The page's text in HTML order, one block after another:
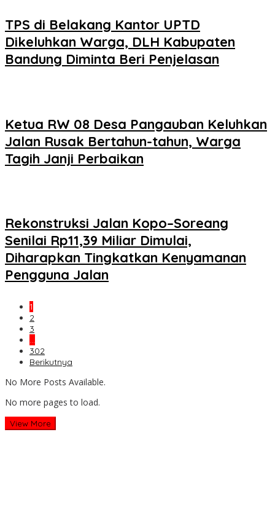
TPS di Belakang Kantor UPTD
Dikeluhkan Warga, DLH Kabupaten
Bandung Diminta Beri Penjelasan
Ketua RW 08 Desa Pangauban Keluhkan
Jalan Rusak Bertahun-tahun, Warga
Tagih Janji Perbaikan
Rekonstruksi Jalan Kopo–Soreang
Senilai Rp11,39 Miliar Dimulai,
Diharapkan Tingkatkan Kenyamanan
Pengguna Jalan
1
2
3
…
302
Berikutnya
No More Posts Available.
No more pages to load.
View More